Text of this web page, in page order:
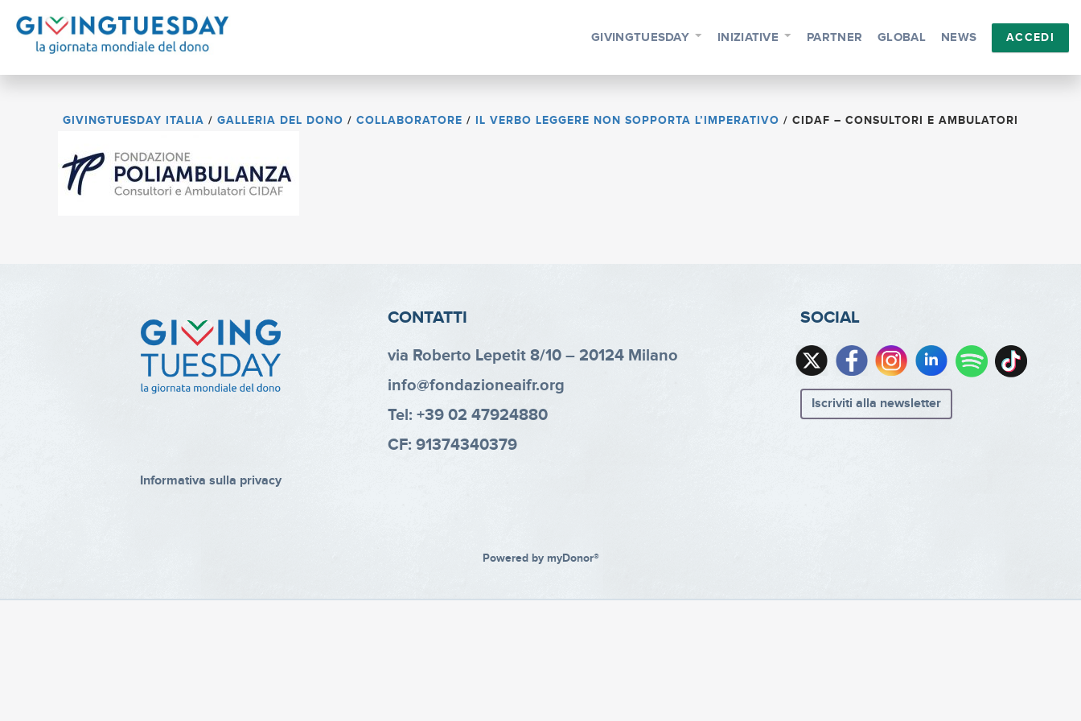
GIVINGTUESDAY INIZIATIVE PARTNER GLOBAL NEWS ACCEDI
GIVINGTUESDAY ITALIA / GALLERIA DEL DONO / COLLABORATORE / IL VERBO LEGGERE NON SOPPORTA L’IMPERATIVO / CIDAF – CONSULTORI E AMBULATORI
Informativa sulla privacy
CONTATTI
via Roberto Lepetit 8/10 – 20124 Milano
info@fondazioneaifr.org
Tel: +39 02 47924880
CF: 91374340379
SOCIAL
Iscriviti alla newsletter
Powered by myDonor®